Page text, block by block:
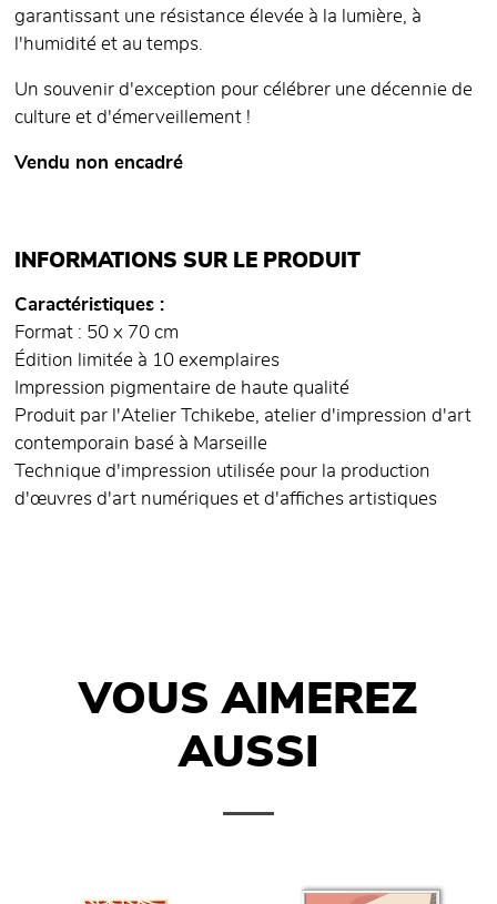
garantissant une résistance élevée à la lumière, à
l'humidité et au temps.
Un souvenir d'exception pour célébrer une décennie de
culture et d'émerveillement !
Vendu non encadré
INFORMATIONS SUR LE PRODUIT
Caractéristiques
Format : 50 x 70 cm
Édition limitée à 10 exemplaires
Impression pigmentaire de haute qualité
Produit par l'Atelier Tchikebe, atelier d'impression d'art
contemporain basé à Marseille
Technique d'impression utilisée pour la production
d'œuvres d'art numériques et d'affiches artistiques
VOUS AIMEREZ
AUSSI